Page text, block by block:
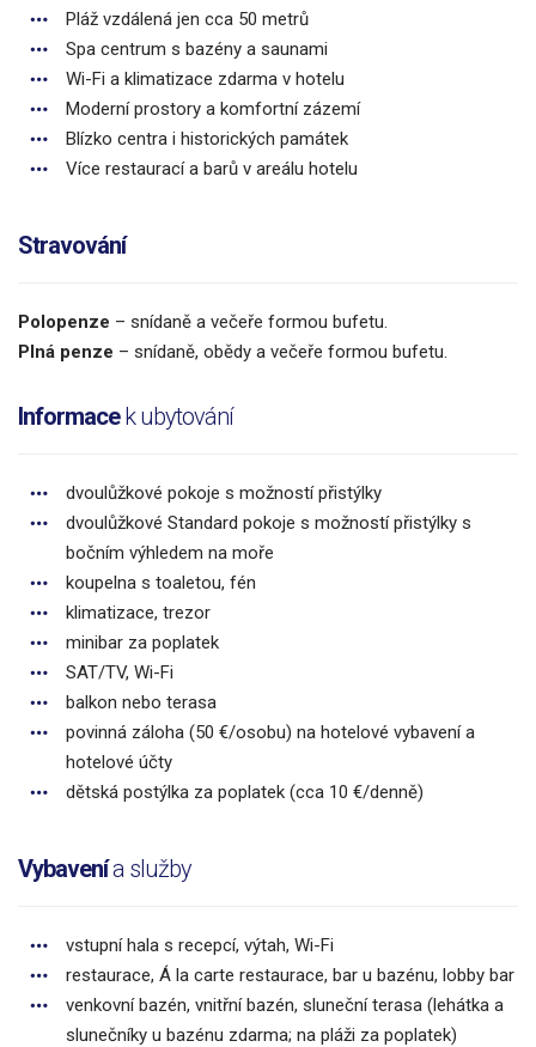
Pláž vzdálená jen cca 50 metrů
Spa centrum s bazény a saunami
Wi-Fi a klimatizace zdarma v hotelu
Moderní prostory a komfortní zázemí
Blízko centra i historických památek
Více restaurací a barů v areálu hotelu
Stravování
Polopenze – snídaně a večeře formou bufetu.
Plná penze – snídaně, obědy a večeře formou bufetu.
Informacek ubytování
dvoulůžkové pokoje s možností přistýlky
dvoulůžkové Standard pokoje s možností přistýlky s
bočním výhledem na moře
koupelna s toaletou, fén
klimatizace, trezor
minibar za poplatek
SAT/TV, Wi-Fi
balkon nebo terasa
povinná záloha (50 €/osobu) na hotelové vybavení a
hotelové účty
dětská postýlka za poplatek (cca 10 €/denně)
Vybavenía služby
vstupní hala s recepcí, výtah, Wi-Fi
restaurace, Á la carte restaurace, bar u bazénu, lobby bar
venkovní bazén, vnitřní bazén, sluneční terasa (lehátka a
slunečníky u bazénu zdarma; na pláži za poplatek)